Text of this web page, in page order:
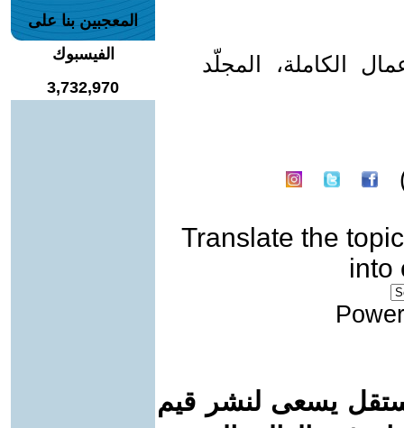
الأعمال الكاملة، المجلّد
Translate the topic
into
يسعى لنشر قيم
المعجبين بنا على
الفيسبوك
3,732,970